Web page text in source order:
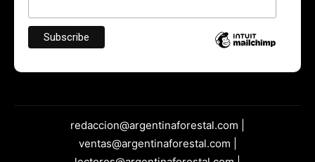
redaccion@argentinaforestal.com |
ventas@argentinaforestal.com |